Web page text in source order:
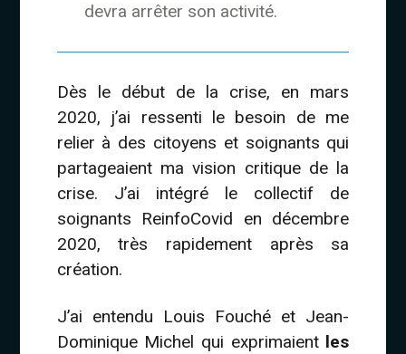
devra arrêter son activité.
Dès le début de la crise, en mars
2020, j’ai ressenti le besoin de me
relier à des citoyens et soignants qui
partageaient ma vision critique de la
crise. J’ai intégré le collectif de
soignants ReinfoCovid en décembre
2020, très rapidement après sa
création.
J’ai entendu Louis Fouché et Jean-
Dominique Michel qui exprimaient les